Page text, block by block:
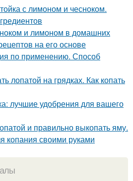
с лимоном и чесноком.
и лимоном в домашних
на его основе
по применению. Способ
лопатой на грядках. Как копать
лучшие удобрения для вашего
и правильно выкопать яму.
копания своими руками